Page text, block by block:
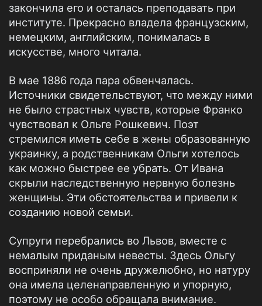
закончила его и осталась преподавать при
институте. Прекрасно владела французским,
немецким, английским, понималась в
искусстве, много читала.
В мае 1886 года пара обвенчалась.
Источники свидетельствуют, что между ними
не было страстных чувств, которые Франко
чувствовал к Ольге Рошкевич. Поэт
стремился иметь себе в жены образованную
украинку, а родственникам Ольги хотелось
как можно быстрее ее убрать. От Ивана
скрыли наследственную нервную болезнь
женщины. Эти обстоятельства и привели к
созданию новой семьи.
Супруги перебрались во Львов, вместе с
немалым приданым невесты. Здесь Ольгу
восприняли не очень дружелюбно, но натуру
она имела целенаправленную и упорную,
поэтому не особо обращала внимание.